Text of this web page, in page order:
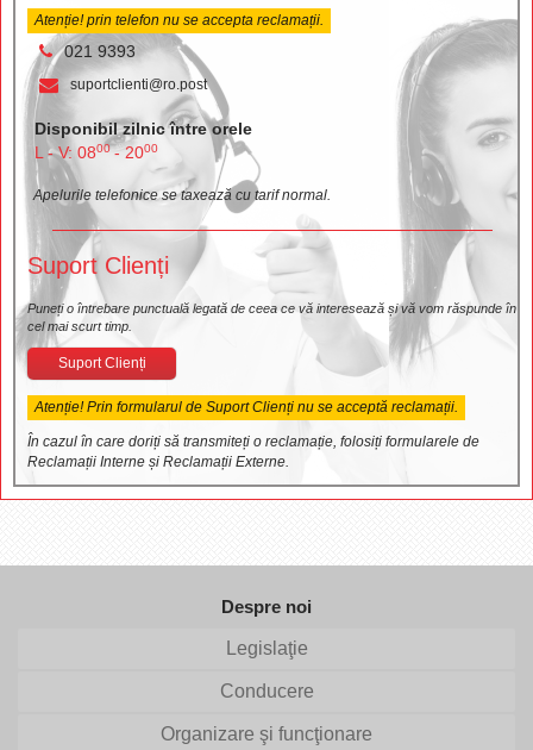
Atenție! prin telefon nu se accepta reclamații.
021 9393
suportclienti@ro.post
Disponibil zilnic între orele
L - V: 0800- 2000
Apelurile telefonice se taxează cu tarif normal.
Suport Clienți
Puneți o întrebare punctuală legată de ceea ce vă interesează și vă vom răspunde în
cel mai scurt timp.
Suport Clienți
Atenție! Prin formularul de Suport Clienți nu se acceptă reclamații.
În cazul în care doriți să transmiteți o reclamație, folosiți formularele de
Reclamații Interne și Reclamații Externe.
Despre noi
Legislaţie
Conducere
Organizare şi funcţionare